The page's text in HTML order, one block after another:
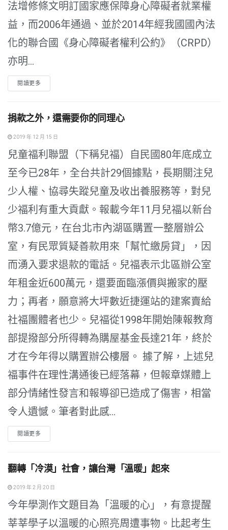
法增修條文明訂國家應保障身心障礙者就業權
益，而2006年通過、並於2014年經我國國內法
化的聯合國《身心障礙者權利公約》（CRPD）
亦明...
閱讀更多
捐款之外，還需要你的同理心
2019 年 12 月 15 日
兒童福利聯盟（下稱兒福）自民國80年底成立
至今已28年，全台共計29個據點，長期關注兒
少人權、協尋失蹤兒童及收出養服務等，對兒
少福利有重大貢獻。報載今年11月兒福以新台
幣3.7億元，在台北市內湖區購置一整層辦公
室，有民眾質疑善款用來「幫忙繳房貸」，因
而湧入要求退款的電話。兒福表示北區辦公室
年租金近600萬元，還要面臨漲價與搬家的壓
力；再者，願意將大坪數近捷運站的建案賣給
社福團體者也少。兒福從1998年開始陳報教育
部提撥部分所得轉為購屋基金長達21年，終於
才在今年得以購置辦公樓層。 據了解，上述兒
福事件在理性溝通後已經落幕，但報章媒體上
部分情緒性發言和報導卻已造成了傷害，相當
令人遺憾。筆者對此感...
閱讀更多
翻轉「冷漠」社會，讓台灣「溫暖」起來
2019 年 2 月 20 日
今年學測作文題目為「溫暖的心」，有意提醒
莘莘學子以溫暖的心照亮周遭事物。比起考生